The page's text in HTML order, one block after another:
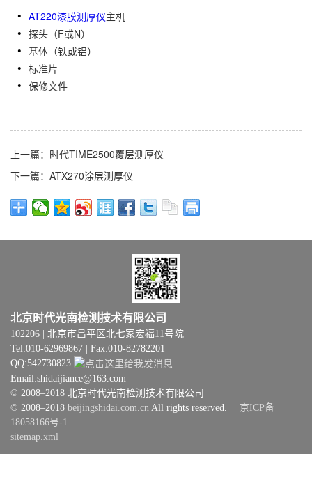
AT220漆膜测厚仪主机
探头（F或N）
基体（铁或铝）
标准片
保修文件
上一篇：时代TIME2500覆层测厚仪
下一篇：ATX270涂层测厚仪
北京时代光南检测技术有限公司
102206 | 北京市昌平区北七家宏福11号院
Tel:010-62969867 | Fax:010-82782201
QQ:542730823
Email:shidaijiance@163.com
© 2008–2018 北京时代光南检测技术有限公司
© 2008–2018 beijingshidai.com.cn All rights reserved. 京ICP备
18058166号-1
sitemap.xml